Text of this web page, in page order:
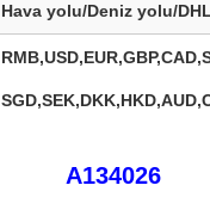
Hava yolu/Deniz yolu/
SGD,SEK,DKK,HKD,
Avrupa, ABD, Kanada,
A134026